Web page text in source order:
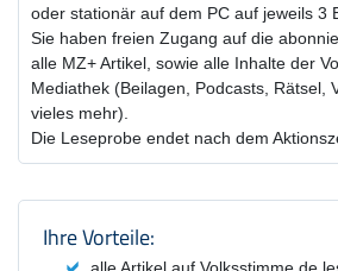
oder stationär auf dem PC auf jeweils 3
Sie haben freien Zugang auf die
alle MZ+ Artikel, sowie alle Inhalte der
Mediathek (Beilagen, Podcasts, Rätsel,
vieles mehr).
Die Leseprobe endet nach dem
Ihre Vorteile: